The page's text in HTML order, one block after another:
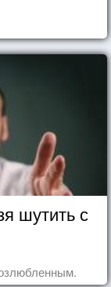
шутить с